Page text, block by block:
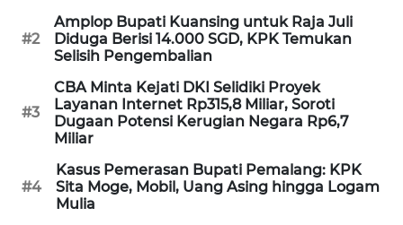
#2
Amplop Bupati Kuansing untuk Raja Juli
Diduga Berisi 14.000 SGD, KPK Temukan
Selisih Pengembalian
#3
CBA Minta Kejati DKI Selidiki Proyek
Layanan Internet Rp315,8 Miliar, Soroti
Dugaan Potensi Kerugian Negara Rp6,7
Miliar
#4
Kasus Pemerasan Bupati Pemalang: KPK
Sita Moge, Mobil, Uang Asing hingga Logam
Mulia
WAHANA
SELEB
WAHANA
PERSONA
WAHANA
OTOMOTIF